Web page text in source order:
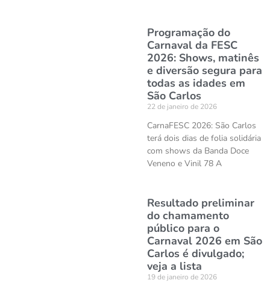
Programação do
Carnaval da FESC
2026: Shows, matinês
e diversão segura para
todas as idades em
São Carlos
22 de janeiro de 2026
CarnaFESC 2026: São Carlos
terá dois dias de folia solidária
com shows da Banda Doce
Veneno e Vinil 78 A
Resultado preliminar
do chamamento
público para o
Carnaval 2026 em São
Carlos é divulgado;
veja a lista
19 de janeiro de 2026